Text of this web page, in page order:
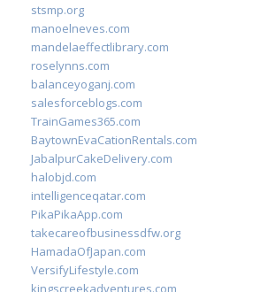
stsmp.org
manoelneves.com
mandelaeffectlibrary.com
roselynns.com
balanceyoganj.com
salesforceblogs.com
TrainGames365.com
BaytownEvaCationRentals.com
JabalpurCakeDelivery.com
halobjd.com
intelligenceqatar.com
PikaPikaApp.com
takecareofbusinessdfw.org
HamadaOfJapan.com
VersifyLifestyle.com
kingscreekadventures.com